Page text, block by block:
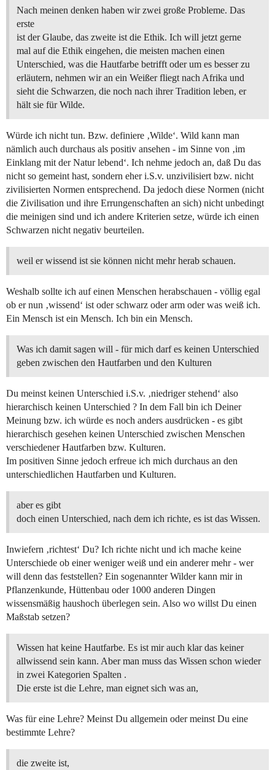
Nach meinen denken haben wir zwei große Probleme. Das
erste
ist der Glaube, das zweite ist die Ethik. Ich will jetzt gerne
mal auf die Ethik eingehen, die meisten machen einen
Unterschied, was die Hautfarbe betrifft oder um es besser zu
erläutern, nehmen wir an ein Weißer fliegt nach Afrika und
sieht die Schwarzen, die noch nach ihrer Tradition leben, er
hält sie für Wilde.
Würde ich nicht tun. Bzw. definiere ‚Wilde‘. Wild kann man
nämlich auch durchaus als positiv ansehen - im Sinne von ‚im
Einklang mit der Natur lebend‘. Ich nehme jedoch an, daß Du das
nicht so gemeint hast, sondern eher i.S.v. unzivilisiert bzw. nicht
zivilisierten Normen entsprechend. Da jedoch diese Normen (nicht
die Zivilisation und ihre Errungenschaften an sich) nicht unbedingt
die meinigen sind und ich andere Kriterien setze, würde ich einen
Schwarzen nicht negativ beurteilen.
weil er wissend ist sie können nicht mehr herab schauen.
Weshalb sollte ich auf einen Menschen herabschauen - völlig egal
ob er nun ‚wissend‘ ist oder schwarz oder arm oder was weiß ich.
Ein Mensch ist ein Mensch. Ich bin ein Mensch.
Was ich damit sagen will - für mich darf es keinen Unterschied
geben zwischen den Hautfarben und den Kulturen
Du meinst keinen Unterschied i.S.v. ‚niedriger stehend‘ also
hierarchisch keinen Unterschied ? In dem Fall bin ich Deiner
Meinung bzw. ich würde es noch anders ausdrücken - es gibt
hierarchisch gesehen keinen Unterschied zwischen Menschen
verschiedener Hautfarben bzw. Kulturen.
Im positiven Sinne jedoch erfreue ich mich durchaus an den
unterschiedlichen Hautfarben und Kulturen.
aber es gibt
doch einen Unterschied, nach dem ich richte, es ist das Wissen.
Inwiefern ‚richtest‘ Du? Ich richte nicht und ich mache keine
Unterschiede ob einer weniger weiß und ein anderer mehr - wer
will denn das feststellen? Ein sogenannter Wilder kann mir in
Pflanzenkunde, Hüttenbau oder 1000 anderen Dingen
wissensmäßig haushoch überlegen sein. Also wo willst Du einen
Maßstab setzen?
Wissen hat keine Hautfarbe. Es ist mir auch klar das keiner
allwissend sein kann. Aber man muss das Wissen schon wieder
in zwei Kategorien Spalten .
Die erste ist die Lehre, man eignet sich was an,
Was für eine Lehre? Meinst Du allgemein oder meinst Du eine
bestimmte Lehre?
die zweite ist,